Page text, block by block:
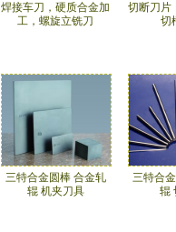
焊接车刀，硬质合金加
工，螺旋立铣刀
切断刀片
切
三特合金圆棒 合金轧
辊 机夹刀具
三特合
辊